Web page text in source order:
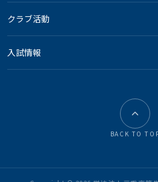
クラブ活動
入試情報
BACK TO